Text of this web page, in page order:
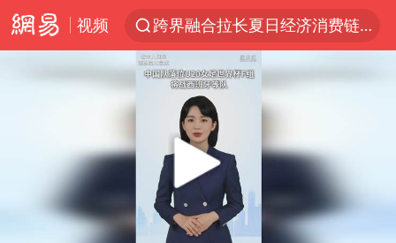
视频
拜登前列腺癌恶化
“白海豚”逼近浙闽沿海
外国游客的“中国游三件套”火了